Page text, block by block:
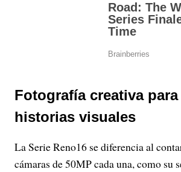
Fotografía creativa
historias visuales
La Serie Reno16 se diferencia al
cámaras de 50MP cada una, como su